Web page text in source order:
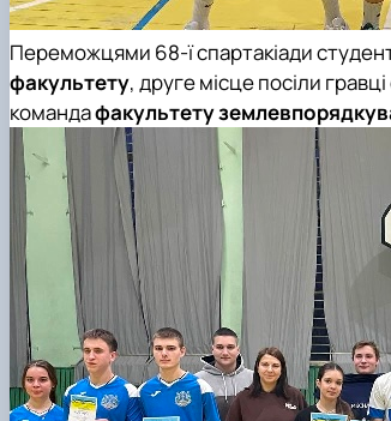
Переможцями 68-ї спартакіади
факультету, друге місцепосіли гравці
командафакультету